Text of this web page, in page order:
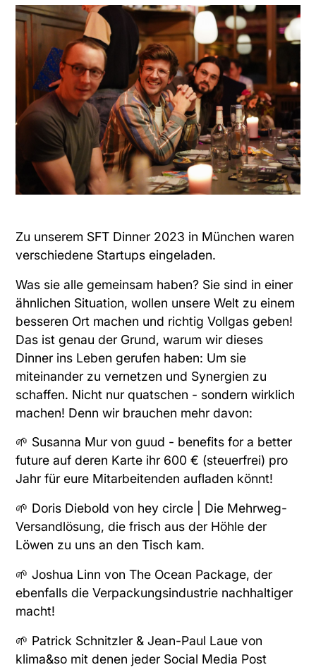
Zu unserem SFT Dinner 2023 in München waren
verschiedene Startups eingeladen.
Was sie alle gemeinsam haben? Sie sind in einer
ähnlichen Situation, wollen unsere Welt zu einem
besseren Ort machen und richtig Vollgas geben!
Das ist genau der Grund, warum wir dieses
Dinner ins Leben gerufen haben: Um sie
miteinander zu vernetzen und Synergien zu
schaffen. Nicht nur quatschen - sondern wirklich
machen! Denn wir brauchen mehr davon:
🌱 Susanna Mur vonguud - benefits for a better
future auf deren Karte ihr 600 € (steuerfrei) pro
Jahr für eure Mitarbeitenden aufladen könnt!
🌱 Doris Diebold von hey circle | Die Mehrweg-
Versandlösung, die frisch aus der Höhle der
Löwen zu uns an den Tisch kam.
🌱 Joshua Linn vonThe Ocean Package, der
ebenfalls die Verpackungsindustrie nachhaltiger
macht!
🌱 Patrick Schnitzler &Jean-Paul Laue von
klima&so mit denen jeder Social Media Post